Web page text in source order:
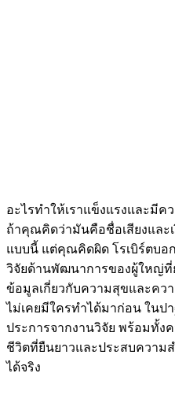
อะไรทำให้เราแข็งแรงและมี
ถ้าคุณคิดว่ามันคือชื่อเสียงและ
แบบนี้ แต่คุณคิดผิด โรเบิร์ตบอ
วิจัยด้านพัฒนาการของผู้ใหญ่ที่
ข้อมูลเกี่ยวกับความสุขและคว
ไม่เคยมีใครทำได้มาก่อน ในป
ประการจากงานวิจัย พร้อมทั้ง
ชีวิตที่ยืนยาวและประสบความ
ได้จริง